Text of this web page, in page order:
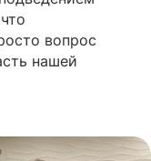
вопрос
нашей